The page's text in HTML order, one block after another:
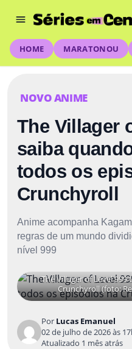
HOME MARATONOU
NOVO ANIME
The Villager
saiba
todos os
Crunchyroll
Anime acompanha
regras de um mundo
nível 999
The Villager of Level
Crunchyroll (foto:
Por Lucas Emanuel
02 de julho de 2026 às
Atualizado 1 mês atrás